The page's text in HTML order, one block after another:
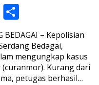
Telegram
BEDAGAI – Kepolisian
Bedagai,
mengungkap kasus
Kurang dari
petugas berhasil…